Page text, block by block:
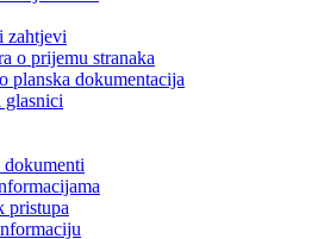
zahtjevi
o prijemu stranaka
planska dokumentacija
glasnici
dokumenti
pristupa